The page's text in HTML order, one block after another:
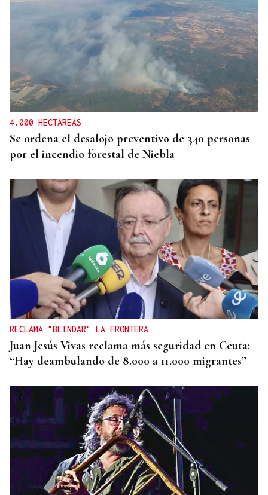
Accidente múltiple en la AP-9: cinco coches
implicados provocan retenciones a la salida de
Vigo
4.000 HECTÁREAS
Se ordena el desalojo preventivo de 340 personas
por el incendio forestal de Niebla
RECLAMA "BLINDAR" LA FRONTERA
Juan Jesús Vivas reclama más seguridad en Ceuta:
“Hay deambulando de 8.000 a 11.000 migrantes”